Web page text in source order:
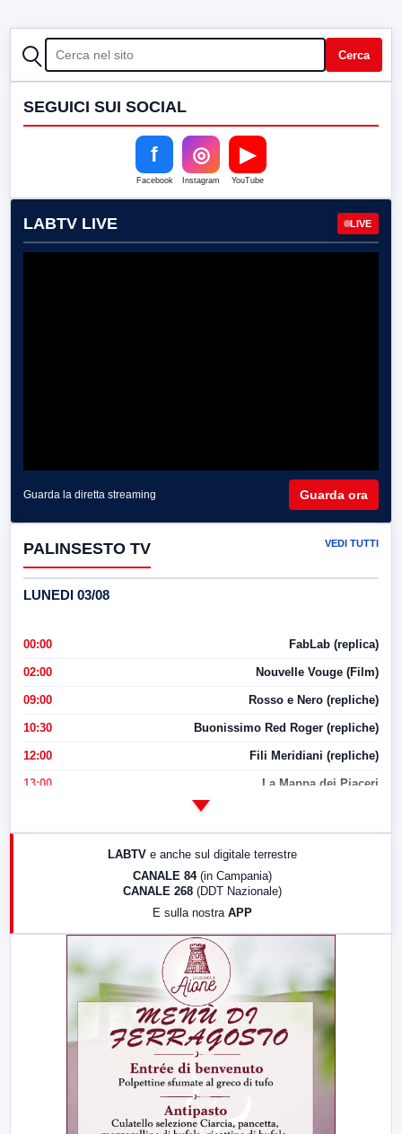
CERCA Cerca
SEGUICI SUI SOCIAL
f
Facebook
◎
Instagram
▶
YouTube
LABTV LIVE LIVE
Guarda la diretta streaming Guarda ora
PALINSESTO TV VEDI TUTTI
LUNEDI 03/08
00:00 FabLab (replica)
02:00 Nouvelle Vouge (Film)
09:00 Rosso e Nero (repliche)
10:30 Buonissimo Red Roger (repliche)
12:00 Fili Meridiani (repliche)
13:00 La Mappa dei Piaceri
LABTV e anche sul digitale terrestre
CANALE 84 (in Campania)
CANALE 268 (DDT Nazionale)
E sulla nostra APP